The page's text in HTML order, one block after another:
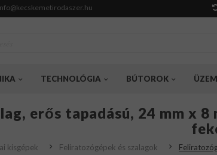
TECHNOLÓGIA BÚTOROK
erős tapadású, 24 mm x
kisgépek Feliratozógépek és szalagok